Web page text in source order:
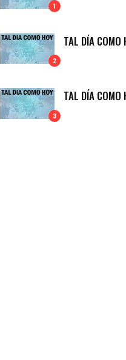
1
2
TAL DÍA
3
TAL DÍA